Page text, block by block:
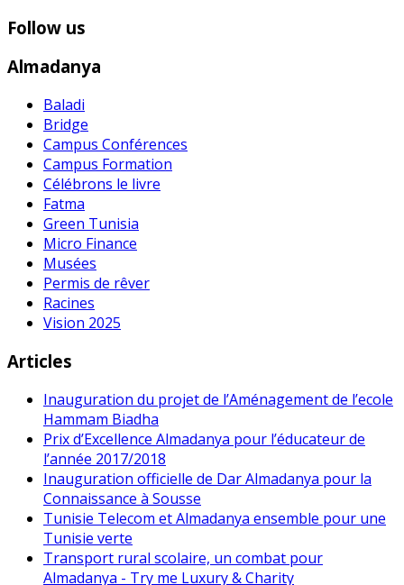
Follow us
Almadanya
Baladi
Bridge
Campus Conférences
Campus Formation
Célébrons le livre
Fatma
Green Tunisia
Micro Finance
Musées
Permis de rêver
Racines
Vision 2025
Articles
Inauguration du projet de l’Aménagement de l’ecole
Hammam Biadha
Prix d’Excellence Almadanya pour l’éducateur de
l’année 2017/2018
Inauguration officielle de Dar Almadanya pour la
Connaissance à Sousse
Tunisie Telecom et Almadanya ensemble pour une
Tunisie verte
Transport rural scolaire, un combat pour
Almadanya - Try me Luxury & Charity